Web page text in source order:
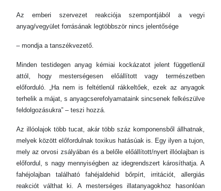
Az emberi szervezet reakciója szempontjából a vegyi
anyag/vegyület forrásának legtöbbször nincs jelentősége
– mondja a tanszékvezető.
Minden testidegen anyag kémiai kockázatot jelent függetlenül
attól, hogy mesterségesen előállított vagy természetben
előforduló. „Ha nem is feltétlenül rákkeltőek, ezek az anyagok
terhelik a májat, s anyagcserefolyamataink sincsenek felkészülve
feldolgozásukra” – teszi hozzá.
Az illóolajok több tucat, akár több száz komponensből állhatnak,
melyek között előfordulnak toxikus hatásúak is. Egy ilyen a tujon,
mely az orvosi zsályában és a belőle előállított/nyert illóolajban is
előfordul, s nagy mennyiségben az idegrendszert károsíthatja. A
fahéjolajban található fahéjaldehid bőrpírt, irritációt, allergiás
reakciót válthat ki. A mesterséges illatanyagokhoz hasonlóan